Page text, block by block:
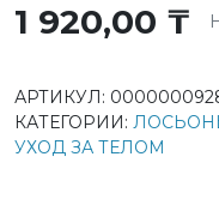
1 920,00 ₸
АРТИКУЛ:
КАТЕГОРИИ:
УХОД ЗА ТЕЛОМ